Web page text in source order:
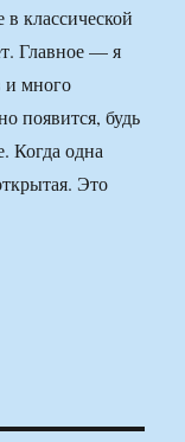
в классической
Главное — я
и много
появится, будь
Когда одна
Это